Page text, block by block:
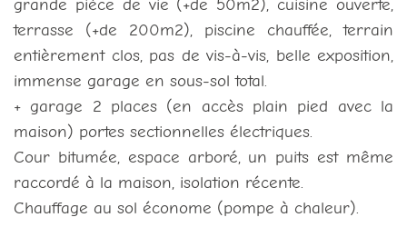
grande pièce de vie (+de 50m2), cuisine ouverte,
terrasse (+de 200m2), piscine chauffée, terrain
entièrement clos, pas de vis-à-vis, belle exposition,
immense garage en sous-sol total.
+ garage 2 places (en accès plain pied avec la
maison) portes sectionnelles électriques.
Cour bitumée, espace arboré, un puits est même
raccordé à la maison, isolation récente.
Chauffage au sol économe (pompe à chaleur).